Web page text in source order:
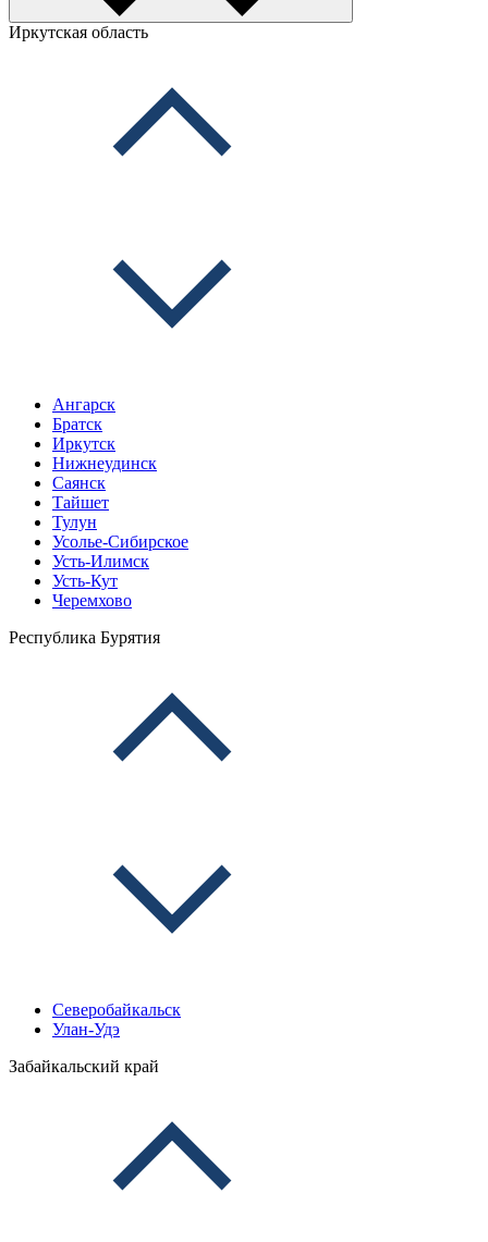
Иркутская область
Ангарск
Братск
Иркутск
Нижнеудинск
Саянск
Тайшет
Тулун
Усолье-Сибирское
Усть-Илимск
Усть-Кут
Черемхово
Республика Бурятия
Северобайкальск
Улан-Удэ
Забайкальский край